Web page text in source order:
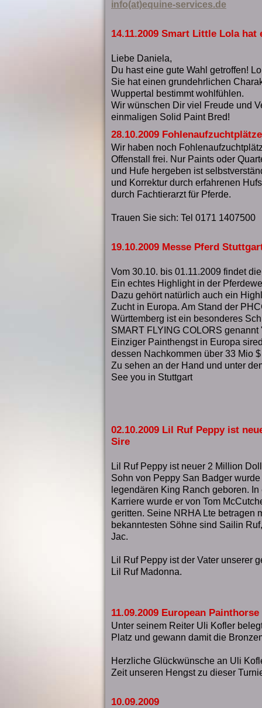
info(at)equine-services.de
14.11.2009 Smart Little Lola
Liebe Daniela,
Du hast eine gute Wahl getroffen!
Sie hat einen grundehrlichen
Wuppertal bestimmt wohlfühlen.
Wir wünschen Dir viel Freude und
einmaligen Solid Paint Bred!
28.10.2009
Wir haben noch
Offenstall frei. Nur Paints oder
und Hufe hergeben ist
und Korrektur durch erfahrenen
durch Fachtierarzt für Pferde.
Trauen Sie sich: Tel 0171 1407500
19.10.2009 Messe Pferd
Vom 30.10. bis 01.11.2009 findet
Ein echtes Highlight in der
Dazu gehört natürlich auch ein
Zucht in Europa. Am Stand der
Württemberg ist ein besonderes
SMART FLYING COLORS genannt
Einziger Painthengst in Europa
dessen Nachkommen über 33 Mio
Zu sehen an der Hand und unter
See you in Stuttgart
02.10.2009 Lil Ruf Peppy ist
Sire
Lil Ruf Peppy ist neuer 2 Million
Sohn von Peppy San Badger wurde
legendären King Ranch geboren.
Karriere wurde er von Tom
geritten. Seine NRHA Lte betragen
bekanntesten Söhne sind Sailin
Jac.
Lil Ruf Peppy ist der Vater unserer
Lil Ruf Madonna.
11.09.2009 European
Unter seinem Reiter Uli Kofler
Platz und gewann damit die
Herzliche Glückwünsche an Uli
Zeit unseren Hengst zu dieser
10.09.2009